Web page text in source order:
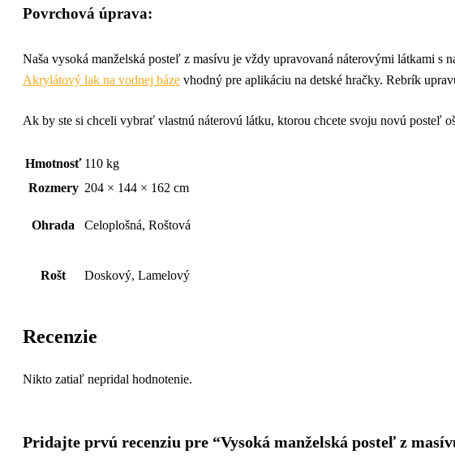
Povrchová úprava:
Naša vysoká manželská posteľ z masívu je vždy upravovaná náterovými látkami
Akrylátový lak na vodnej báze vhodný pre aplikáciu na detské hračky. Rebrík
Ak by ste si chceli vybrať vlastnú náterovú látku, ktorou chcete svoju novú posteľ
Hmotnosť 110 kg
Rozmery 204 × 144 × 162 cm
Ohrada Celoplošná, Roštová
Rošt Doskový, Lamelový
Recenzie
Nikto zatiaľ nepridal hodnotenie.
Pridajte prvú recenziu pre “Vysoká manželská posteľ z